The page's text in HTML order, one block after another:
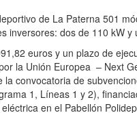
de La Paterna 501
inversores: dos de 110 kW y
euros y un plazo de
la Unión Europea – Next
convocatoria de
1, Líneas 1 y 2),
en el Pabellón